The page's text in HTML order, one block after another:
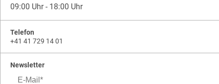
09:00 Uhr - 18:00 Uhr
Telefon
+41 41 729 14 01
Newsletter